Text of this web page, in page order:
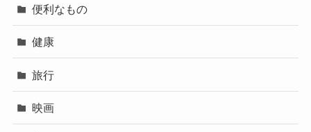
便利なもの
健康
旅行
映画